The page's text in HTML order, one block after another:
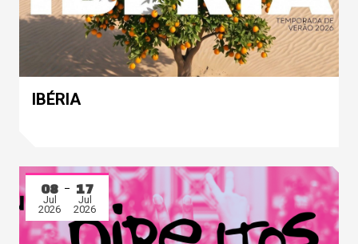
IBÉRIA
08
Jul
2026
17
Jul
2026